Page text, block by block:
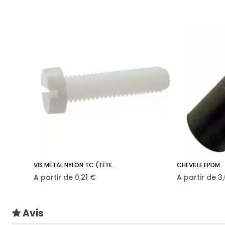
VIS MÉTAL NYLON TC (TÊTE...
A partir de Prix
0,21 €
CHEVILLE EPDM
A partir de
Avis